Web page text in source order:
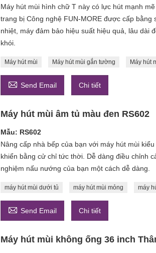
Máy hút mùi hình chữ T này có lực hút mạnh
trang bị Công nghệ FUN-MORE được cấp
nhiệt, máy đảm bảo hiệu suất hiệu quả, lâu dài
khói.
Máy hút mùi Máy hút mùi gắn tường Máy hút
 Send Email Chi tiết
Máy hút mùi âm tủ màu đen RS602
Mẫu: RS602
Nâng cấp nhà bếp của bạn với máy hút mùi
khiển bằng cử chỉ tức thời. Dễ dàng điều chỉnh
nghiệm nấu nướng của bạn một cách dễ dàng.
máy hút mùi dưới tủ máy hút mùi mỏng máy
 Send Email Chi tiết
Máy hút mùi không ống 36 inch